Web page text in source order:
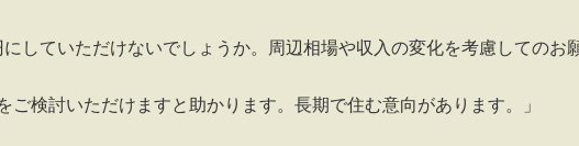
していただけないでしょうか。周辺相場や収入の変化を考慮してのお
検討いただけますと助かります。長期で住む意向があります。」